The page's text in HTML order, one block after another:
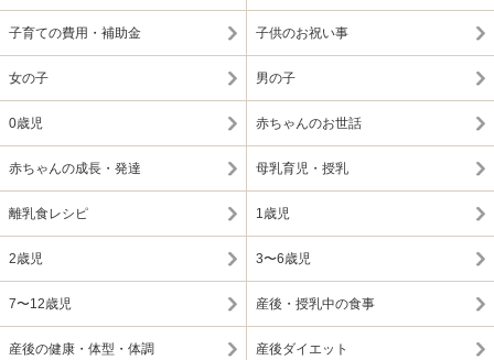
子育ての費用・補助金 子供のお祝い事
女の子 男の子
0歳児 赤ちゃんのお世話
赤ちゃんの成長・発達 母乳育児・授乳
離乳食レシピ 1歳児
2歳児 3〜6歳児
7〜12歳児 産後・授乳中の食事
産後の健康・体型・体調 産後ダイエット